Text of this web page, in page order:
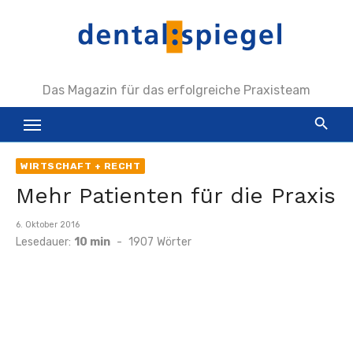
Das Magazin für das erfolgreiche Praxisteam
WIRTSCHAFT + RECHT
Mehr Patienten für die Praxis
Veröffentlicht
am
6. Oktober 2016
Lesedauer: 10 min - 1907 Wörter